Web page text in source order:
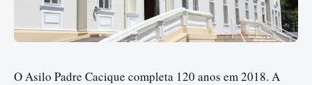
O Asilo Padre Cacique completa 120 anos em 2018. A